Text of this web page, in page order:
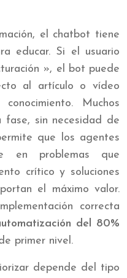
el chatbot tiene
educar. Si el usuario
», el bot puede
al artículo o vídeo
Muchos
fase, sin necesidad de
que los agentes
en problemas que
crítico y soluciones
el máximo valor.
correcta
del 80%
primer nivel.
depende del tipo